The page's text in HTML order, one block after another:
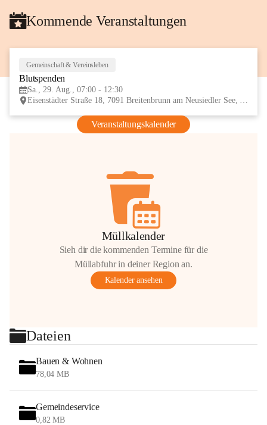
Kommende Veranstaltungen
Gemeinschaft & Vereinsleben
Blutspenden
Sa., 29. Aug., 07:00 - 12:30
Eisenstädter Straße 18, 7091 Breitenbrunn am Neusiedler See, AUT
Veranstaltungskalender
Müllkalender
Sieh dir die kommenden Termine für die
Müllabfuhr in deiner Region an.
Kalender ansehen
Dateien
Bauen & Wohnen
78,04 MB
Gemeindeservice
0,82 MB